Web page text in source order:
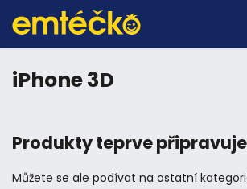
iPhone 3D
Produkty teprve
Můžete se ale podívat na ostatní